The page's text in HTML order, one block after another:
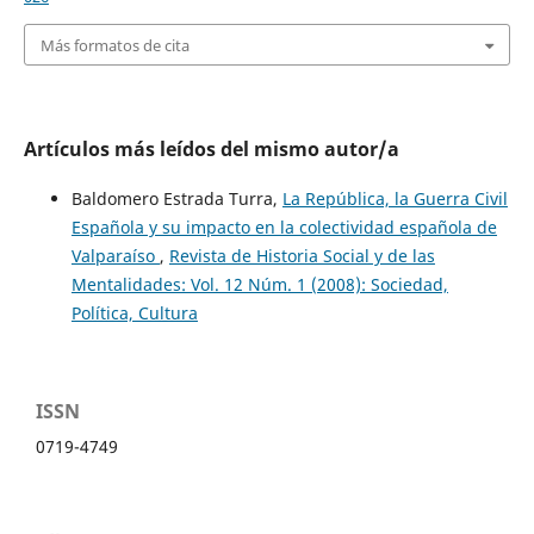
Más formatos de cita
Artículos más leídos del mismo autor/a
Baldomero Estrada Turra, La República, la Guerra Civil
Española y su impacto en la colectividad española de
Valparaíso , Revista de Historia Social y de las
Mentalidades: Vol. 12 Núm. 1 (2008): Sociedad,
Política, Cultura
ISSN
0719-4749